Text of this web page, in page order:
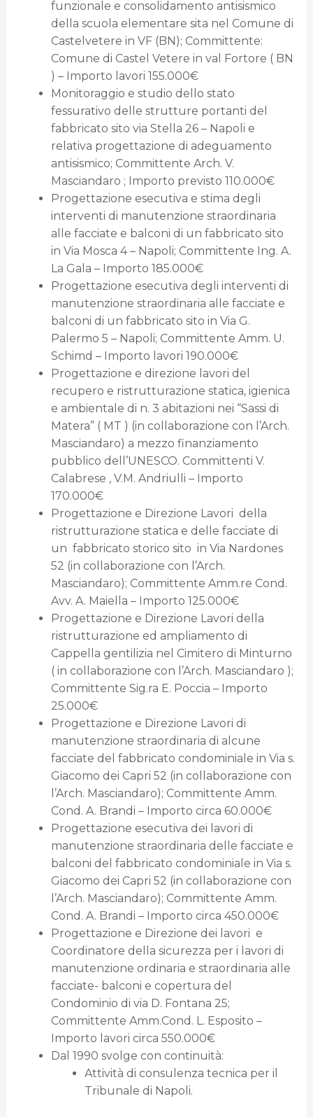
funzionale e consolidamento antisismico
della scuola elementare sita nel Comune di
Castelvetere in VF (BN); Committente:
Comune di Castel Vetere in val Fortore ( BN
) – Importo lavori 155.000€
Monitoraggio e studio dello stato
fessurativo delle strutture portanti del
fabbricato sito via Stella 26 – Napoli e
relativa progettazione di adeguamento
antisismico; Committente Arch. V.
Masciandaro ; Importo previsto 110.000€
Progettazione esecutiva e stima degli
interventi di manutenzione straordinaria
alle facciate e balconi di un fabbricato sito
in Via Mosca 4 – Napoli; Committente Ing. A.
La Gala – Importo 185.000€
Progettazione esecutiva degli interventi di
manutenzione straordinaria alle facciate e
balconi di un fabbricato sito in Via G.
Palermo 5 – Napoli; Committente Amm. U.
Schimd – Importo lavori 190.000€
Progettazione e direzione lavori del
recupero e ristrutturazione statica, igienica
e ambientale di n. 3 abitazioni nei “Sassi di
Matera” ( MT ) (in collaborazione con l’Arch.
Masciandaro) a mezzo finanziamento
pubblico dell’UNESCO. Committenti V.
Calabrese , V.M. Andriulli – Importo
170.000€
Progettazione e Direzione Lavori della
ristrutturazione statica e delle facciate di
un fabbricato storico sito in Via Nardones
52 (in collaborazione con l’Arch.
Masciandaro); Committente Amm.re Cond.
Avv. A. Maiella – Importo 125.000€
Progettazione e Direzione Lavori della
ristrutturazione ed ampliamento di
Cappella gentilizia nel Cimitero di Minturno
( in collaborazione con l’Arch. Masciandaro );
Committente Sig.ra E. Poccia – Importo
25.000€
Progettazione e Direzione Lavori di
manutenzione straordinaria di alcune
facciate del fabbricato condominiale in Via s.
Giacomo dei Capri 52 (in collaborazione con
l’Arch. Masciandaro); Committente Amm.
Cond. A. Brandi – Importo circa 60.000€
Progettazione esecutiva dei lavori di
manutenzione straordinaria delle facciate e
balconi del fabbricato condominiale in Via s.
Giacomo dei Capri 52 (in collaborazione con
l’Arch. Masciandaro); Committente Amm.
Cond. A. Brandi – Importo circa 450.000€
Progettazione e Direzione dei lavori e
Coordinatore della sicurezza per i lavori di
manutenzione ordinaria e straordinaria alle
facciate- balconi e copertura del
Condominio di via D. Fontana 25;
Committente Amm.Cond. L. Esposito –
Importo lavori circa 550.000€
Dal 1990 svolge con continuità:
Attività di consulenza tecnica per il
Tribunale di Napoli.